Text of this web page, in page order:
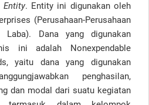
Entity. Entity ini digunakan oleh
(Perusahaan-Perusahaan
Laba). Dana yang digunakan
ini adalah Nonexpendable
yaitu dana yang digunakan
penghasilan,
dan modal dari suatu kegiatan